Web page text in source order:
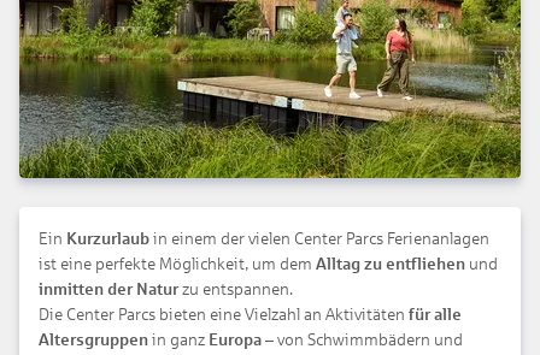
Ein Kurzurlaub in einem der vielen Center Parcs Ferienanlagen
ist eine perfekte Möglichkeit, um dem Alltag zu entfliehen und
inmitten der Naturzu entspannen.
Die Center Parcs bieten eine Vielzahl an Aktivitäten für alle
Altersgruppen in ganz Europa – von Schwimmbädern und